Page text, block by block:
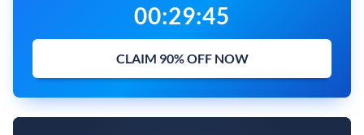
00:29:44
CLAIM 90% OFF NOW